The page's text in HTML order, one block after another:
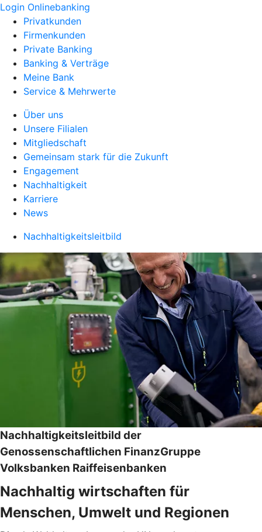
Login Onlinebanking
Privatkunden
Firmenkunden
Private Banking
Banking & Verträge
Meine Bank
Service & Mehrwerte
Über uns
Unsere Filialen
Mitgliedschaft
Gemeinsam stark für die Zukunft
Engagement
Nachhaltigkeit
Karriere
News
Nachhaltigkeitsleitbild
Nachhaltigkeitsleitbild der
Genossenschaftlichen FinanzGruppe
Volksbanken Raiffeisenbanken
Nachhaltig wirtschaften für
Menschen, Umwelt und Regionen